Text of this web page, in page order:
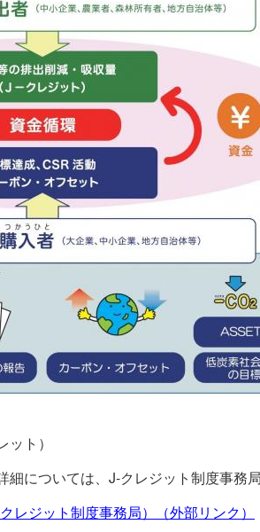
ト）
については、J-クレジット制度事務
レジット制度事務局）（外部リンク）